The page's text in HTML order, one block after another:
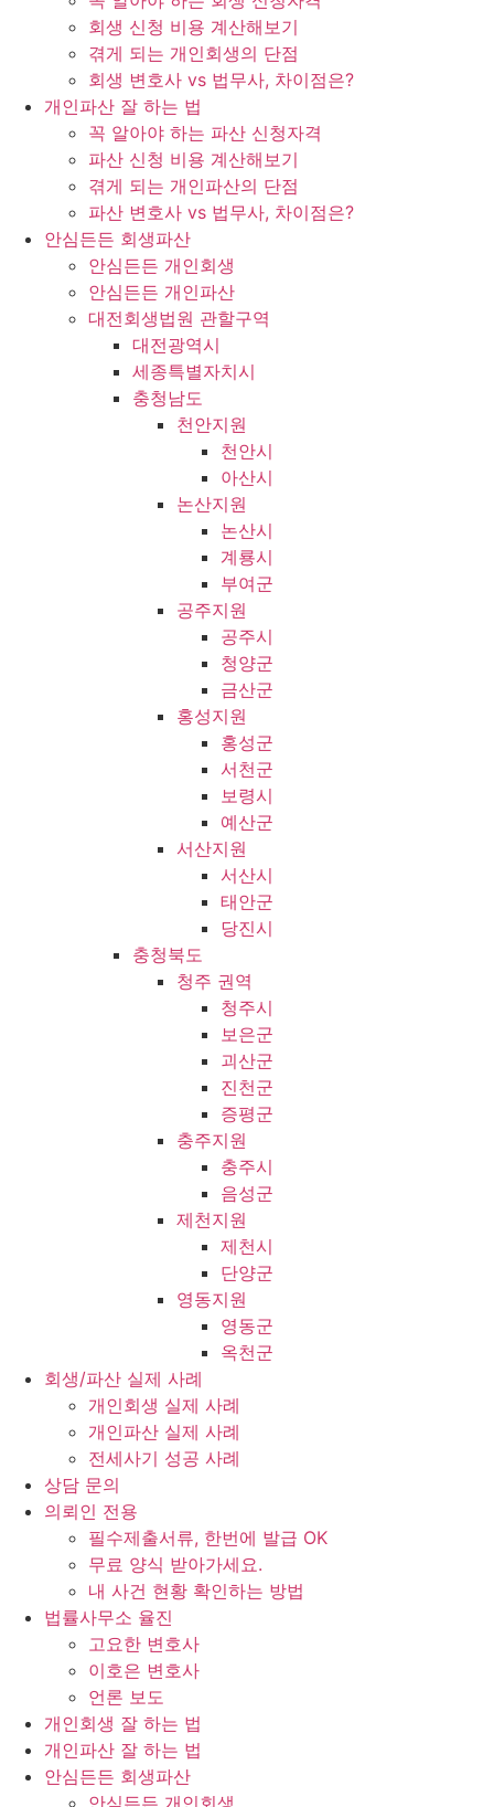
회생 신청 비용 계산해보기
겪게 되는 개인회생의 단점
회생 변호사 vs 법무사, 차이점은?
개인파산 잘 하는 법
꼭 알아야 하는 파산 신청자격
파산 신청 비용 계산해보기
겪게 되는 개인파산의 단점
파산 변호사 vs 법무사, 차이점은?
안심든든 회생파산
안심든든 개인회생
안심든든 개인파산
대전회생법원 관할구역
대전광역시
세종특별자치시
충청남도
천안지원
천안시
아산시
논산지원
논산시
계룡시
부여군
공주지원
공주시
청양군
금산군
홍성지원
홍성군
서천군
보령시
예산군
서산지원
서산시
태안군
당진시
충청북도
청주 권역
청주시
보은군
괴산군
진천군
증평군
충주지원
충주시
음성군
제천지원
제천시
단양군
영동지원
영동군
옥천군
회생/파산 실제 사례
개인회생 실제 사례
개인파산 실제 사례
전세사기 성공 사례
상담 문의
의뢰인 전용
필수제출서류, 한번에 발급 OK
무료 양식 받아가세요.
내 사건 현황 확인하는 방법
법률사무소 율진
고요한 변호사
이호은 변호사
언론 보도
개인회생 잘 하는 법
개인파산 잘 하는 법
안심든든 회생파산